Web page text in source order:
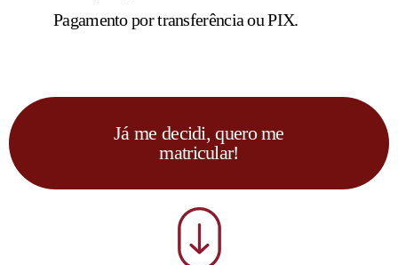
Pagamento por transferência ou PIX.
Já me decidi, quero me
matricular!